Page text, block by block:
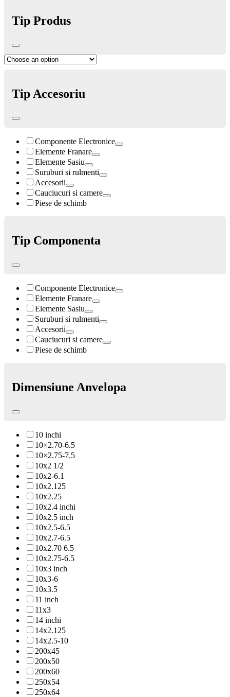
Tip Produs
Tip Accesoriu
Componente Electronice
Elemente Franare
Elemente Sasiu
Suruburi si rulmenti
Accesorii
Cauciucuri si camere
Piese de schimb
Tip Componenta
Componente Electronice
Elemente Franare
Elemente Sasiu
Suruburi si rulmenti
Accesorii
Cauciucuri si camere
Piese de schimb
Dimensiune Anvelopa
10 inchi
10×2.70-6.5
10×2.75-7.5
10x2 1/2
10x2-6.1
10x2.125
10x2.25
10x2.4 inchi
10x2.5 inch
10x2.5-6.5
10x2.7-6.5
10x2.70 6.5
10x2.75-6.5
10x3 inch
10x3-6
10x3.5
11 inch
11x3
14 inchi
14x2.125
14x2.5-10
200x45
200x50
200x60
250x54
250x64